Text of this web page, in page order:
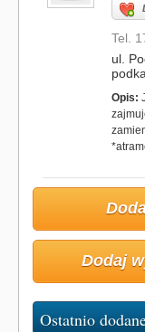
Tel.
ul.
Opis:
Dodaj
Ostatnio